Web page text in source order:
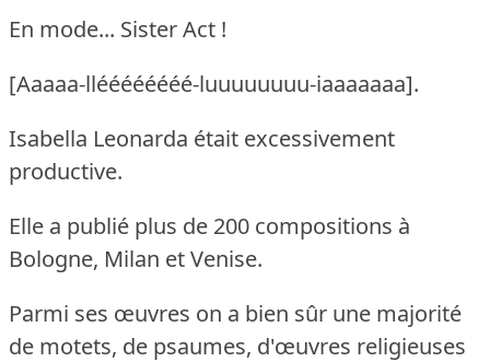
En mode... Sister Act !
[Aaaaa-lléééééééé-luuuuuuuu-iaaaaaaa].
Isabella Leonarda était excessivement
productive.
Elle a publié plus de 200 compositions à
Bologne, Milan et Venise.
Parmi ses œuvres on a bien sûr une majorité
de motets, de psaumes, d'œuvres religieuses